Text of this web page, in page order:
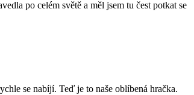
po celém světě a měl jsem tu čest potkat se
se nabíjí. Teď je to naše oblíbená hračka.